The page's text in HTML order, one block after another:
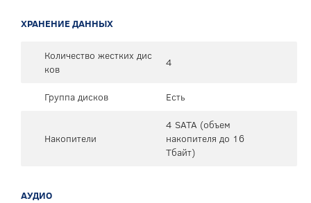
ХРАНЕНИЕ ДАННЫХ
Количество жестких дис
ков
4
Группа дисков Есть
Накопители
4 SATA (объем
накопителя до 16
Тбайт)
АУДИО